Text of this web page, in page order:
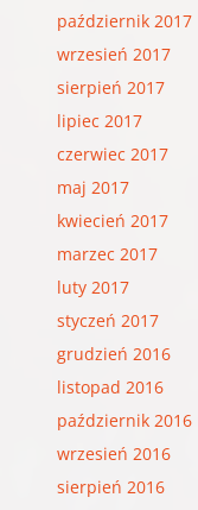
październik 2017
wrzesień 2017
sierpień 2017
lipiec 2017
czerwiec 2017
maj 2017
kwiecień 2017
marzec 2017
luty 2017
styczeń 2017
grudzień 2016
listopad 2016
październik 2016
wrzesień 2016
sierpień 2016